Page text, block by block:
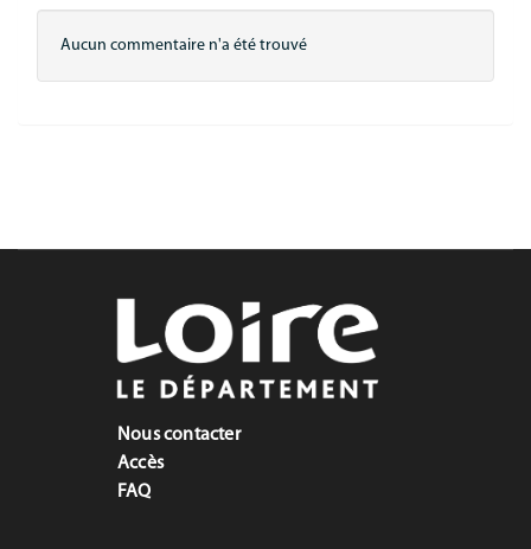
Aucun commentaire n'a été trouvé
Nous contacter
Accès
FAQ